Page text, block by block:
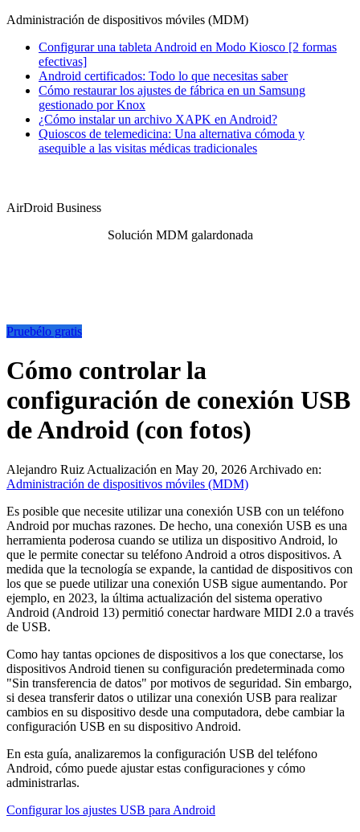
Administración de dispositivos móviles (MDM)
Configurar una tableta Android en Modo Kiosco [2 formas
efectivas]
Android certificados: Todo lo que necesitas saber
Cómo restaurar los ajustes de fábrica en un Samsung
gestionado por Knox
¿Cómo instalar un archivo XAPK en Android?
Quioscos de telemedicina: Una alternativa cómoda y
asequible a las visitas médicas tradicionales
AirDroid Business
Solución MDM galardonada
Pruebélo gratis
Cómo controlar la
configuración de conexión USB
de Android (con fotos)
Alejandro Ruiz Actualización en May 20, 2026 Archivado en:
Administración de dispositivos móviles (MDM)
Es posible que necesite utilizar una conexión USB con un teléfono
Android por muchas razones. De hecho, una conexión USB es una
herramienta poderosa cuando se utiliza un dispositivo Android, lo
que le permite conectar su teléfono Android a otros dispositivos. A
medida que la tecnología se expande, la cantidad de dispositivos con
los que se puede utilizar una conexión USB sigue aumentando. Por
ejemplo, en 2023, la última actualización del sistema operativo
Android (Android 13) permitió conectar hardware MIDI 2.0 a través
de USB.
Como hay tantas opciones de dispositivos a los que conectarse, los
dispositivos Android tienen su configuración predeterminada como
"Sin transferencia de datos" por motivos de seguridad. Sin embargo,
si desea transferir datos o utilizar una conexión USB para realizar
cambios en su dispositivo desde una computadora, debe cambiar la
configuración USB en su dispositivo Android.
En esta guía, analizaremos la configuración USB del teléfono
Android, cómo puede ajustar estas configuraciones y cómo
administrarlas.
Configurar los ajustes USB para Android